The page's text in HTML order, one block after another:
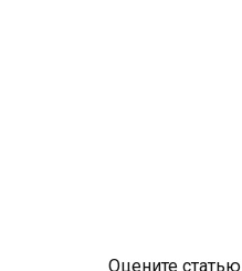
Оцените статью